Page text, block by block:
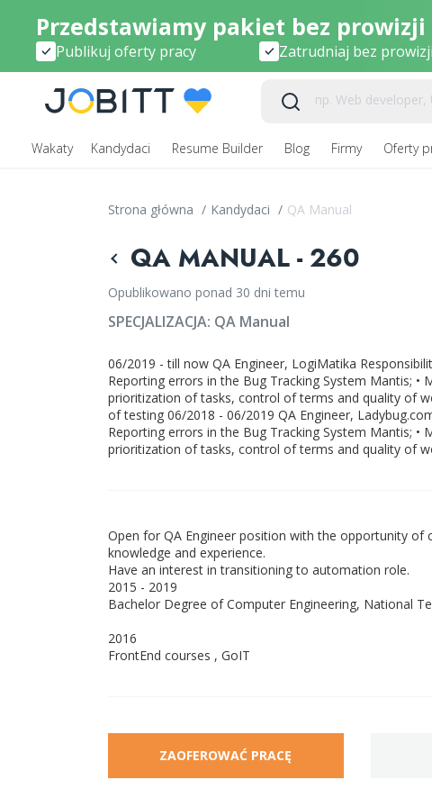
Przedstawiamy pakiet bez
Publikuj oferty pracy Zatrudniaj bez prowizji
Wakaty Kandydaci Resume Builder Blog Firmy Oferty
Strona główna / Kandydaci / QA Manual
QA MANUAL - 260
Opublikowano ponad 30 dni temu
SPECJALIZACJA: QA Manual
06/2019 - till now QA Engineer, LogiMatika
Reporting errors in the Bug Tracking System Mantis;
prioritization of tasks, control of terms and quality of
of testing 06/2018 - 06/2019 QA Engineer,
Reporting errors in the Bug Tracking System Mantis;
prioritization of tasks, control of terms and quality of
Open for QA Engineer position with the opportunity of
knowledge and experience.
Have an interest in transitioning to automation role.
2015 - 2019
Bachelor Degree of Computer Engineering, National
2016
FrontEnd courses , GoIT
ZAOFEROWAĆ PRACĘ